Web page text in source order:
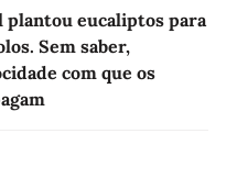
plantou eucaliptos para
Sem saber,
com que os